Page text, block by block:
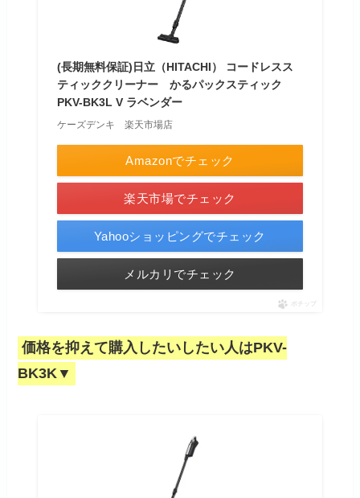
(長期無料保証)日立（HITACHI） コードレスス
ティッククリーナー かるパックスティック
PKV-BK3L V ラベンダー
ケーズデンキ 楽天市場店
Amazonでチェック
楽天市場でチェック
Yahooショッピングでチェック
メルカリでチェック
ポチップ
価格を抑えて購入したいしたい人はPKV-
BK3K▼